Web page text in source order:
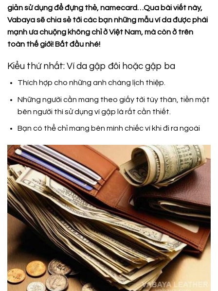
giản sử dụng để đựng thẻ, namecard…Qua bài viết này,
Vabaya sẽ chia sẻ tới các bạn những mẫu ví da được phái
mạnh ưa chuộng không chỉ ở Việt Nam, mà còn ở trên
toàn thế giới! Bắt đầu nhé!
Kiểu thứ nhất: Ví da gập đôi hoặc gập ba
Thích hợp cho những anh chàng lịch thiệp.
Những người cần mang theo giấy tời tùy thân, tiền mặt
bên người thì sử dụng ví gập là rất cần thiết.
Bạn có thể chỉ mang bên mình chiếc ví khi đi ra ngoài